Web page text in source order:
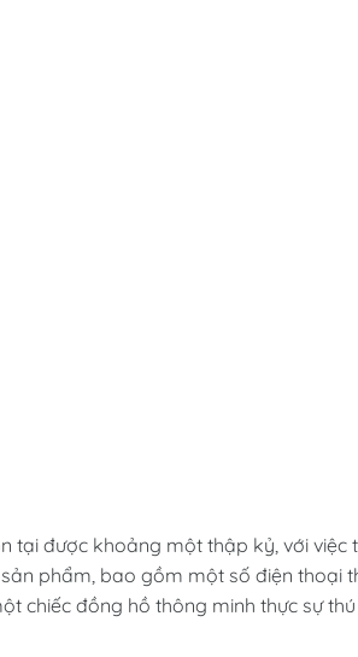
tại được khoảng một thập kỷ, với việc
phẩm, bao gồm một số điện thoại
chiếc đồng hồ thông minh thực sự thú